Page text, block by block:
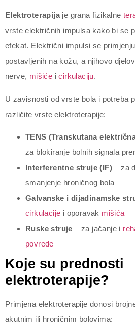
Elektroterapijaje grana fizikalne
vrste električnih impulsa kako bi se
efekat. Električni impulsi se
postavljenih na kožu, a njihovo
nerve, mišiće icirkulaciju.
U zavisnosti od vrste bola i potreba
različite vrste elektroterapije:
TENS (Transkutana
za blokiranje bolnih signala
Interferentne struje (IF) – za
smanjenje hroničnog bola
Galvanske i dijadinamske
cirkulacije i oporavak mišića
Ruske struje – za jačanje i
povrede
Koje su prednosti
elektroterapije?
Primjena elektroterapije donosi
akutnim ili hroničnim bolovima: